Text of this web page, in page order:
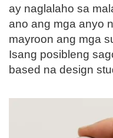
ay naglalaho sa
ano ang mga anyo
mayroon ang mga
Isang posibleng
based na design